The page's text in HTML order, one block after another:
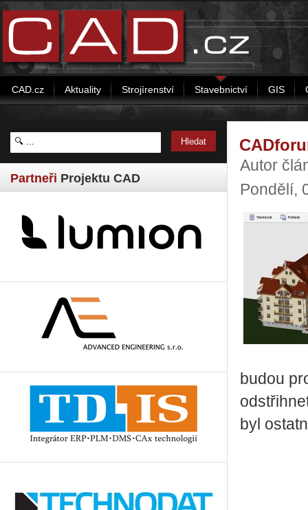
CAD.cz Aktuality Strojírenství Stavebnictví GIS
Partneři Projektu CAD
Autor
Pondělí,
budou
byl